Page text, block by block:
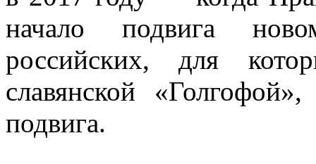
начало подвига
российских, для
славянской
подвига.